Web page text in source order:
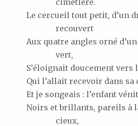
Le cercueil tout petit, d’un
recouvert
Aux quatre angles orné
vert,
S’éloignait doucement vers
Qui l’allait recevoir dans sa
Et je songeais : l’enfant
Noirs et brillants, pareils à
cieux,